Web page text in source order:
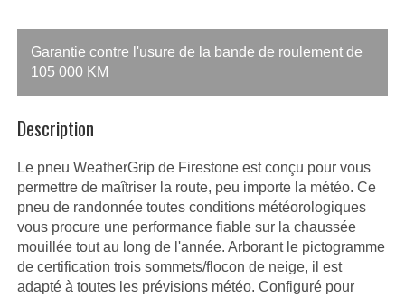
Garantie contre l'usure de la bande de roulement de
105 000 KM
Description
Le pneu WeatherGrip de Firestone est conçu pour vous
permettre de maîtriser la route, peu importe la météo. Ce
pneu de randonnée toutes conditions météorologiques
vous procure une performance fiable sur la chaussée
mouillée tout au long de l'année. Arborant le pictogramme
de certification trois sommets/flocon de neige, il est
adapté à toutes les prévisions météo. Configuré pour